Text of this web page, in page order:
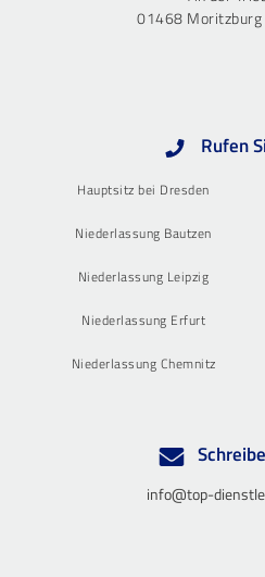
01468 Moritzburg
Rufen
Hauptsitz bei Dresden
Niederlassung Bautzen
Niederlassung Leipzig
Niederlassung Erfurt
Niederlassung Chemnitz
info@top-